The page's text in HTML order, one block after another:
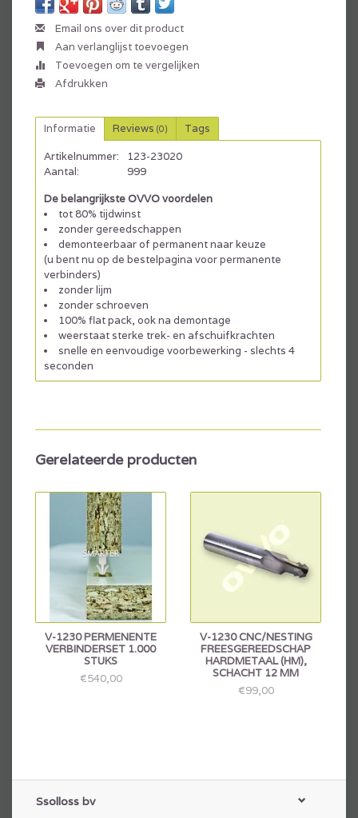
Email ons over dit product
Aan verlanglijst toevoegen
Toevoegen om te vergelijken
Afdrukken
Informatie Reviews (0) Tags
Artikelnummer:
123-23020
Aantal:
999
De belangrijkste OVVO voordelen
tot 80% tijdwinst
zonder gereedschappen
demonteerbaar of permanent naar keuze
(u bent nu op de bestelpagina voor permanente
verbinders)
zonder lijm
zonder schroeven
100% flat pack, ook na demontage
weerstaat sterke trek- en afschuifkrachten
snelle en eenvoudige voorbewerking - slechts 4
seconden
Gerelateerde producten
V-1230 PERMENENTE
VERBINDERSET 1.000
STUKS
€540,00
V-1230 CNC/NESTING
FREESGEREEDSCHAP
HARDMETAAL (HM),
SCHACHT 12 MM
€99,00
Ssolloss bv